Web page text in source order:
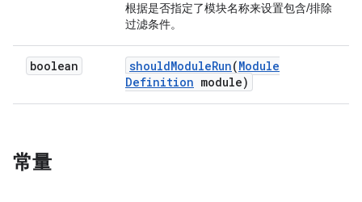
根据是否指定了模块名称来设置包含/排除
过滤条件。
boolean shouldModuleRun(Module
Definition module)
常量